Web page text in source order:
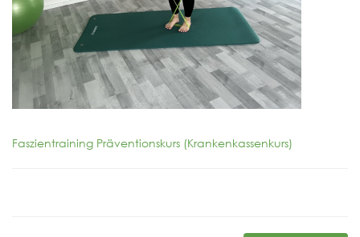
Faszientraining Präventionskurs (Krankenkassenkurs)